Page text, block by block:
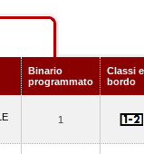
Binario
programmato
Classi
bordo
1